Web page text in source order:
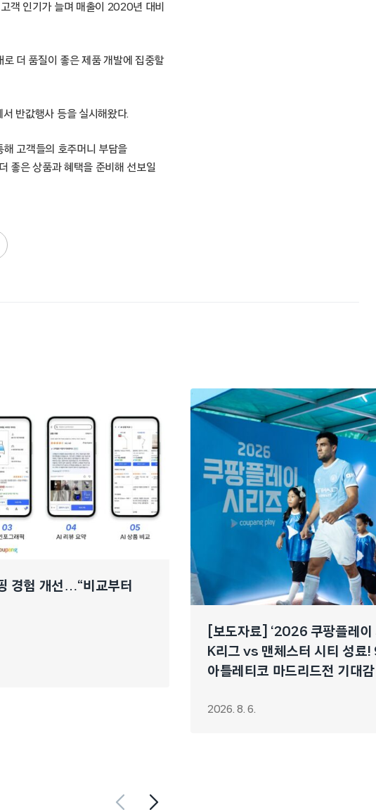
객 인기가 늘며 매출이 2020년 대비
더 품질이 좋은 제품 개발에 집중할
반값행사 등을 실시해왔다.
해 고객들의 호주머니 부담을
좋은 상품과 혜택을 준비해 선보일
경험 개선…“비교부터
[보도자료] ‘2026 쿠팡플레이
K리그 vs 맨체스터 시티 성료!
아틀레티코 마드리드전 기대
2026. 8. 6.